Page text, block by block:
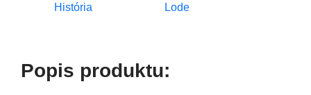
História Lode
Popis produktu: